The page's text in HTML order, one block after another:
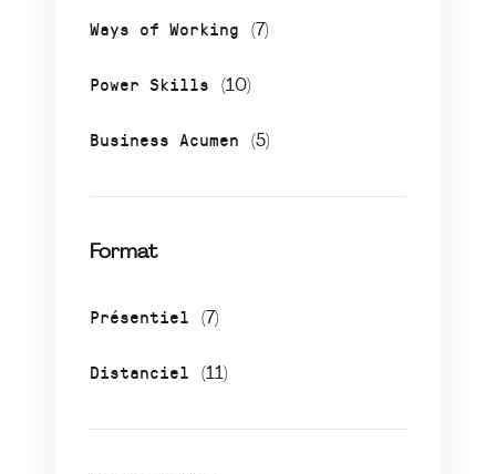
Ways of Working (7)
Power Skills (10)
Business Acumen (5)
Format
Présentiel (7)
Distanciel (11)